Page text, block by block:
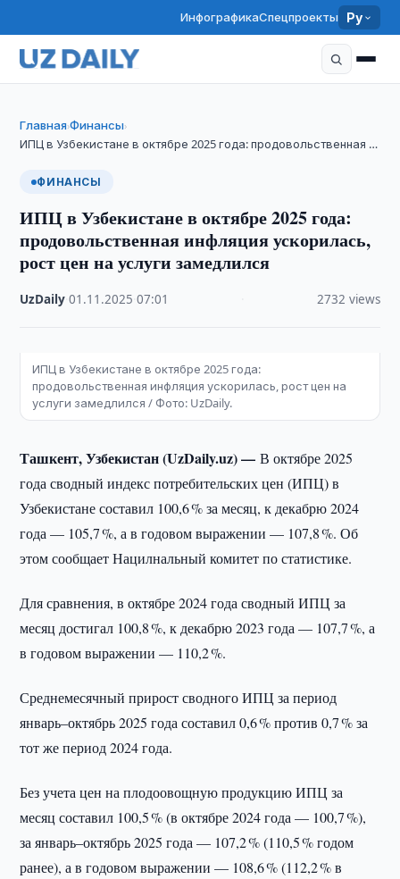
ИнфографикаСпецпроекты Ру
Главная›Финансы›
ИПЦ в Узбекистане в октябре 2025 года: продовольственная …
ФИНАНСЫ
ИПЦ в Узбекистане в октябре 2025 года:
продовольственная инфляция ускорилась,
рост цен на услуги замедлился
UzDaily ·01.11.2025 ·07:01 2732 views
ИПЦ в Узбекистане в октябре 2025 года:
продовольственная инфляция ускорилась, рост цен на
услуги замедлился / Фото: UzDaily.
Ташкент, Узбекистан (UzDaily.uz) —В октябре 2025
года сводный индекс потребительских цен (ИПЦ) в
Узбекистане составил 100,6 % за месяц, к декабрю 2024
года — 105,7 %, а в годовом выражении — 107,8 %. Об
этом сообщает Нацилнальный комитет по статистике.
Для сравнения, в октябре 2024 года сводный ИПЦ за
месяц достигал 100,8 %, к декабрю 2023 года — 107,7 %, а
в годовом выражении — 110,2 %.
Среднемесячный прирост сводного ИПЦ за период
январь–октябрь 2025 года составил 0,6 % против 0,7 % за
тот же период 2024 года.
Без учета цен на плодоовощную продукцию ИПЦ за
месяц составил 100,5 % (в октябре 2024 года — 100,7 %),
за январь–октябрь 2025 года — 107,2 % (110,5 % годом
ранее), а в годовом выражении — 108,6 % (112,2 % в